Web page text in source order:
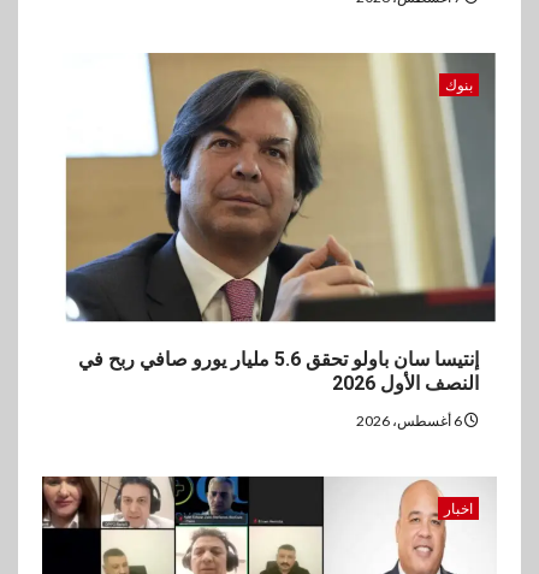
بنوك
إنتيسا سان باولو تحقق 5.6 مليار يورو صافي ربح في
النصف الأول 2026
اخبار